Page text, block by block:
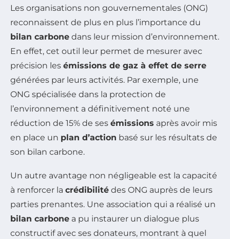
Les organisations non gouvernementales (ONG)
reconnaissent de plus en plus l’importance du
bilan carbone dans leur mission d’environnement.
En effet, cet outil leur permet de mesurer avec
précision les émissions de gaz à effet de serre
générées par leurs activités. Par exemple, une
ONG spécialisée dans la protection de
l’environnement a définitivement noté une
réduction de 15% de ses émissions après avoir mis
en place un plan d’action basé sur les résultats de
son bilan carbone.
Un autre avantage non négligeable est la capacité
à renforcer la crédibilité des ONG auprès de leurs
parties prenantes. Une association qui a réalisé un
bilan carbone a pu instaurer un dialogue plus
constructif avec ses donateurs, montrant à quel